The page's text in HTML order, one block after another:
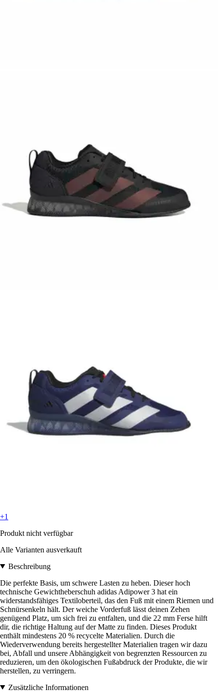
+1
Produkt nicht verfügbar
Alle Varianten ausverkauft
Beschreibung
Die perfekte Basis, um schwere Lasten zu heben. Dieser hoch
technische Gewichtheberschuh adidas Adipower 3 hat ein
widerstandsfähiges Textiloberteil, das den Fuß mit einem Riemen und
Schnürsenkeln hält. Der weiche Vorderfuß lässt deinen Zehen
genügend Platz, um sich frei zu entfalten, und die 22 mm Ferse hilft
dir, die richtige Haltung auf der Matte zu finden. Dieses Produkt
enthält mindestens 20 % recycelte Materialien. Durch die
Wiederverwendung bereits hergestellter Materialien tragen wir dazu
bei, Abfall und unsere Abhängigkeit von begrenzten Ressourcen zu
reduzieren, um den ökologischen Fußabdruck der Produkte, die wir
herstellen, zu verringern.
Zusätzliche Informationen